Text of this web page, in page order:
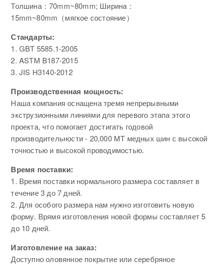
Толшина：70mm~80mm; Ширина：
15mm~80mm（мягкое состояние）
Стандарты:
1. GBT 5585.1-2005
2. ASTM B187-2015
3. JIS H3140-2012
Производственная мощность:
Наша компания оснащена тремя непрерывными
экструзионными линиями для перевого этапа этого
проекта, что помогает достигать годовой
производительности - 20,000 MT медных шин с высокой
точностью и высокой проводимостью.
Время поставки:
1. Время поставки нормального размера составляет в
течение 3 до 7 дней.
2. Для особого размера нам нужно изготовить новую
форму. Врямя изготовления новой формы составляет 5
до 10 дней.
Изготовление на заказ:
Доступно оловянное покрытие или серебряное